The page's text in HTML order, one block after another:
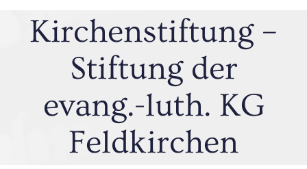
Kirchenstiftung –
Stiftung der
evang.-luth. KG
Feldkirchen